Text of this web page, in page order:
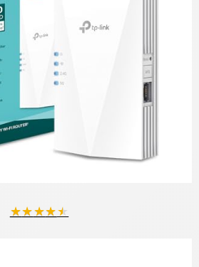
★★★★★